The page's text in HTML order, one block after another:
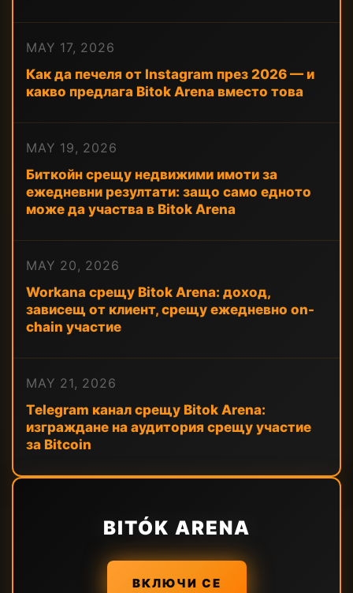
MAY 17, 2026
Как да печеля от Instagram през 2026 — и
какво предлага Bitok Arena вместо това
MAY 19, 2026
Биткойн срещу недвижими имоти за
ежедневни резултати: защо само едното
може да участва в Bitok Arena
MAY 20, 2026
Workana срещу Bitok Arena: доход,
зависещ от клиент, срещу ежедневно on-
chain участие
MAY 21, 2026
Telegram канал срещу Bitok Arena:
изграждане на аудитория срещу участие
за Bitcoin
BITÓK ARENA
ВКЛЮЧИ СЕ